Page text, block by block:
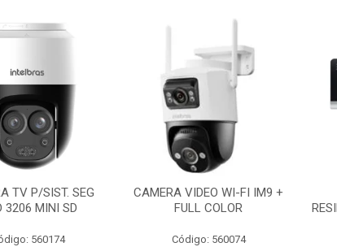
TV P/SIST. SEG
3206 MINI SD
560174
CAMERA VIDEO WI-FI IM9 +
FULL COLOR
Código: 560074